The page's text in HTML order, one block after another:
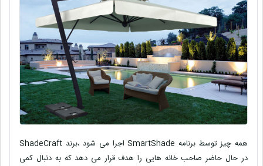
همه چیز توسط برنامه SmartShade اجرا می شود ،برند ShadeCraft
در حال حاضر صاحب خانه هایی را هدف قرار می دهد که به دنبال کمی